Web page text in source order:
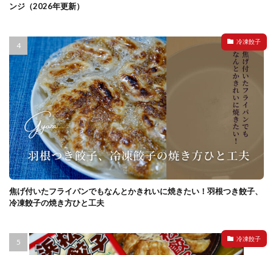
ンジ（2026年更新）
冷凍餃子
焦げ付いたフライパンでもなんとかきれいに焼きたい！羽根つき餃子、
冷凍餃子の焼き方ひと工夫
冷凍餃子